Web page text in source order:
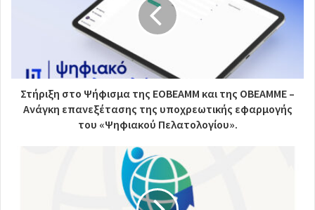
Στήριξη στο Ψήφισμα της ΕΟΒΕΑΜΜ και της ΟΒΕΑΜΜΕ –
Ανάγκη επανεξέτασης της υποχρεωτικής εφαρμογής
του «Ψηφιακού Πελατολογίου».